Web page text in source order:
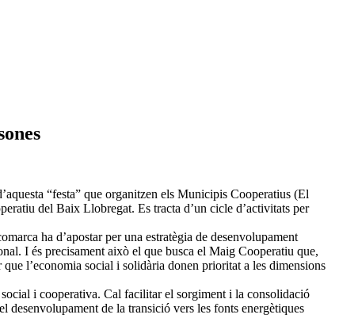
“festa” que organitzen els Municipis Cooperatius (El
del Baix Llobregat. Es tracta d’un cicle d’activitats per
ha d’apostar per una estratègia de desenvolupament
I és precisament això el que busca el Maig Cooperatiu que,
l’economia social i solidària donen prioritat a les dimensions
i cooperativa. Cal facilitar el sorgiment i la consolidació
desenvolupament de la transició vers les fonts energètiques